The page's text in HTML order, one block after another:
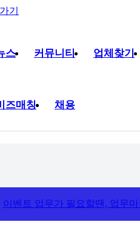
기
스 커뮤니티 업체찾기
즈매칭 채용
이벤트 업무가 필요할땐, 업무